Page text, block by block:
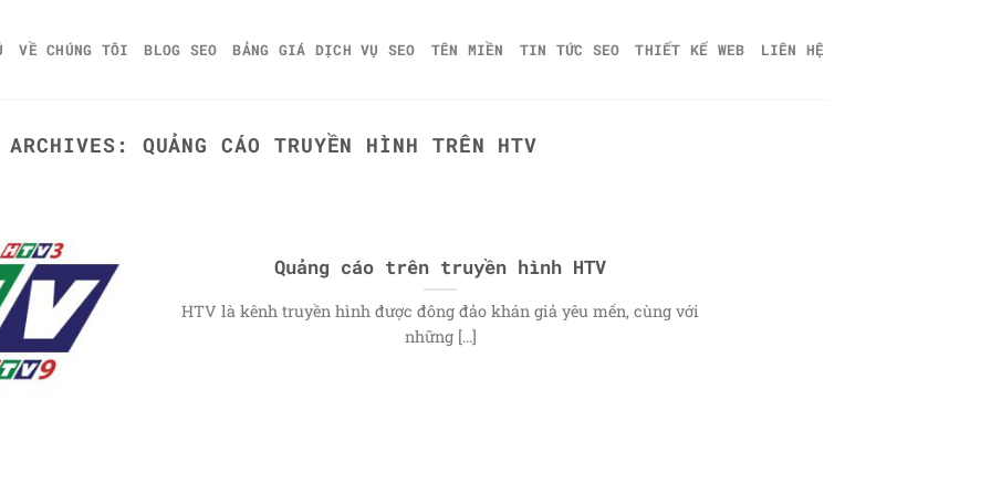
VỀ CHÚNG TÔI BLOG SEO BẢNG GIÁ DỊCH VỤ SEO TÊN MIỀN TIN TỨC SEO THIẾT KẾ WEB LIÊN HỆ
ARCHIVES: QUẢNG CÁO TRUYỀN HÌNH TRÊN HTV
Quảng cáo trên truyền hình HTV
HTV là kênh truyền hình được đông đảo khán giả yêu mến, cùng với
những [...]